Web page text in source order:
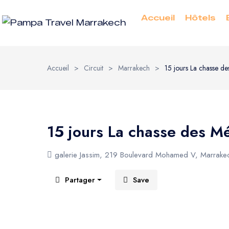
Accueil Hôtels
Accueil > Circuit > Marrakech > 15 jours La chasse
15 jours La chasse des
galerie Jassim, 219 Boulevard Mohamed V,
Partager Save